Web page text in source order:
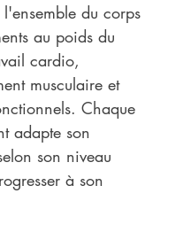
du corps
au poids du
cardio,
musculaire et
Chaque
adapte son
son niveau
à son